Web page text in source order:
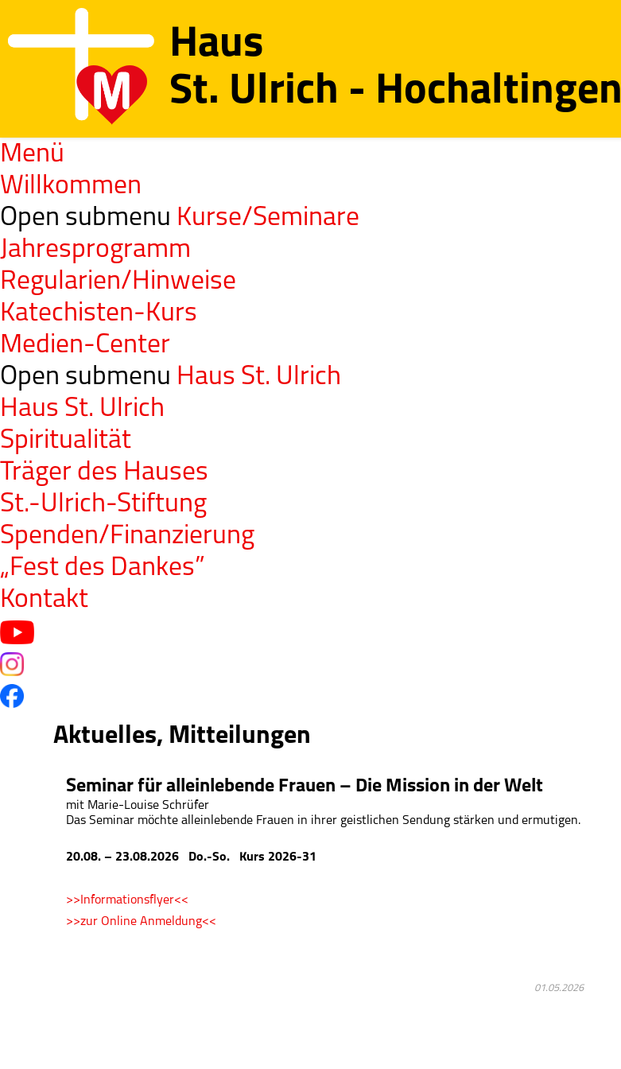
Haus
St. Ulrich - Hochaltingen
Menü
Willkommen
Open submenu Kurse/Seminare
Jahresprogramm
Regularien/Hinweise
Katechisten-Kurs
Medien-Center
Open submenu Haus St. Ulrich
Haus St. Ulrich
Spiritualität
Träger des Hauses
St.-Ulrich-Stiftung
Spenden/Finanzierung
„Fest des Dankes”
Kontakt
Aktuelles, Mitteilungen
Seminar für alleinlebende Frauen – Die Mission in der Welt
mit Marie-Louise Schrüfer
Das Seminar möchte alleinlebende Frauen in ihrer geistlichen Sendung stärken und ermutigen.
20.08. – 23.08.2026 Do.-So. Kurs 2026-31
>>Informationsflyer<<
>>zur Online Anmeldung<<
01.05.2026